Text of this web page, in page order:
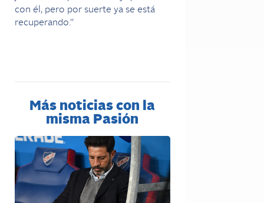
con él, pero por suerte ya se está
recuperando.”
Más noticias con la
misma Pasión